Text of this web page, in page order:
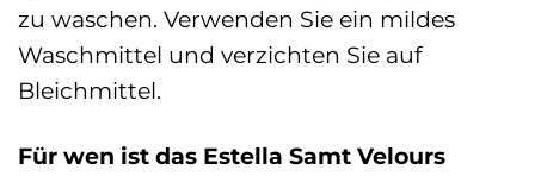
zu waschen. Verwenden Sie ein mildes
Waschmittel und verzichten Sie auf
Bleichmittel.
Für wen ist das Estella Samt Velours